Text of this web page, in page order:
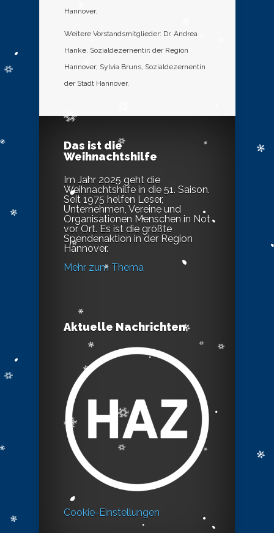
Hannover.
Weitere Vorstandsmitglieder: Dr. Andrea
Hanke, Sozialdezernentin der Region
Hannover; Sylvia Bruns, Sozialdezernentin
der Stadt Hannover.
Das ist die
Weihnachtshilfe
Im Jahr 2025 geht die
Weihnachtshilfe in die 51. Saison.
Seit 1975 helfen Leser,
Unternehmen, Vereine und
Organisationen Menschen in Not
vor Ort. Es ist die größte
Spendenaktion in der Region
Hannover.
Mehr zum Thema
Aktuelle Nachrichten
Cookie-Einstellungen